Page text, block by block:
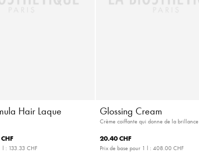
Hair Laque
l : 133.33 CHF
Glossing Cream
Crème coiffante qui donne de la brillance
20.40 CHF
Prix de base pour 1 l :408.00 CHF